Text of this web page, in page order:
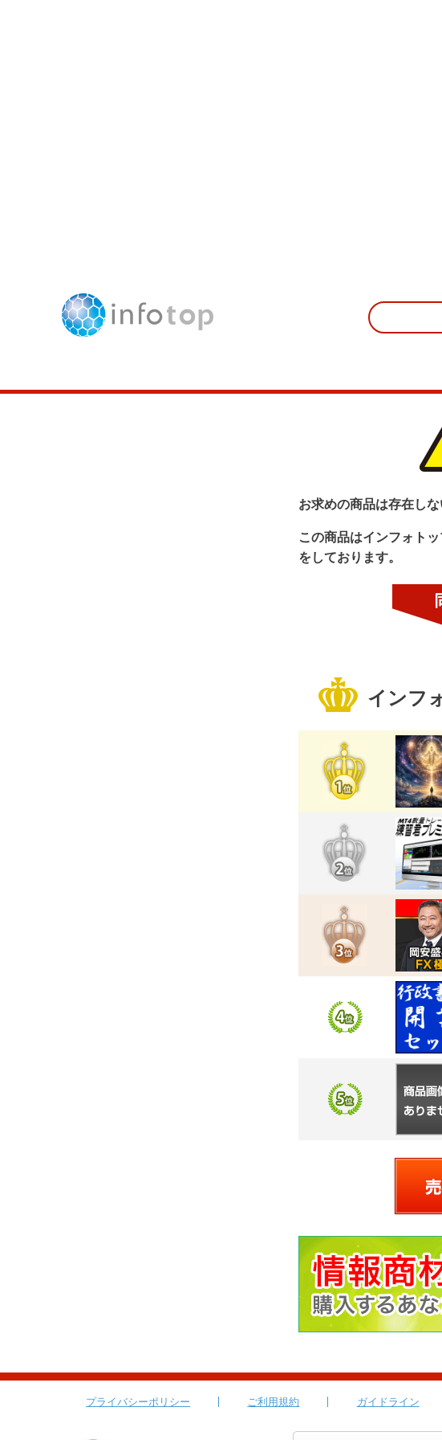
お求めの商品は存在し
この商品はインフォト
をしております。
インフ
プライバシーポリシー ご利用規約 ガイドライン